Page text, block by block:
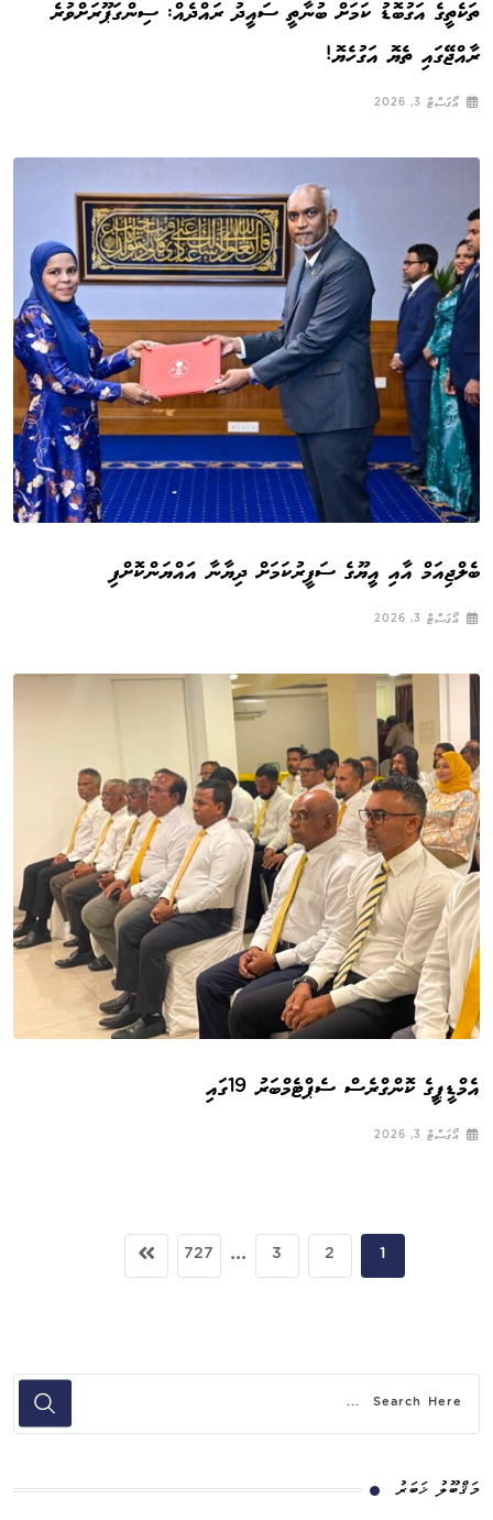
ތަކެތީގެ އަގުބޮޑު ކަމަށް ބުނާތީ ސައީދު ރައްދެއް: ސިންގަޕޫރަށްވުރެ
ރާއްޖޭގައި ތެޔޮ އަގުހެޔޮ!
އޯގަސްޓް 3, 2026
ބެލްޖިއަމް އާއި އީޔޫގެ ސަފީރުކަމަށް ދިޔާނާ އައްޔަންކޮށްފި
އޯގަސްޓް 3, 2026
އެމްޑީޕީގެ ކޮންގްރެސް ސެޕްޓެމްބަރު 19ގައި
އޯގަސްޓް 3, 2026
1
2
3
...
727
މަޤްބޫލު ޚަބަރު